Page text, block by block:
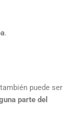
.
puede ser
parte del